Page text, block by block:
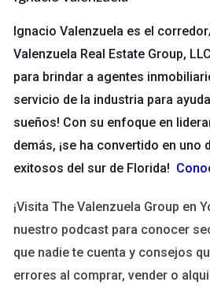
pero poderosa. La mejor época para
al inicio de cada año o cuando
del sector.
Al principio del año: Es un
tu imagen profesional y
Eventos del sector: Participar
te permite distribuir tus tarjetas
Recuerda que una tarjeta bien
personas recuerdan mejor la
en formato físico.
Redes sociales
Ignacio Valenzuela es el
Valenzuela Real Estate Group,
para brindar a agentes
servicio de la industria para
sueños! Con su enfoque en
demás, ¡se ha convertido en
exitosos del sur de Florida!
¡Visita The Valenzuela Group en
nuestro podcast para conocer
que nadie te cuenta y consejos
errores al comprar, vender o